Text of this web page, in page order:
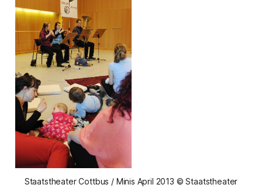
Staatstheater Cottbus / Minis April 2013 © Staatstheater